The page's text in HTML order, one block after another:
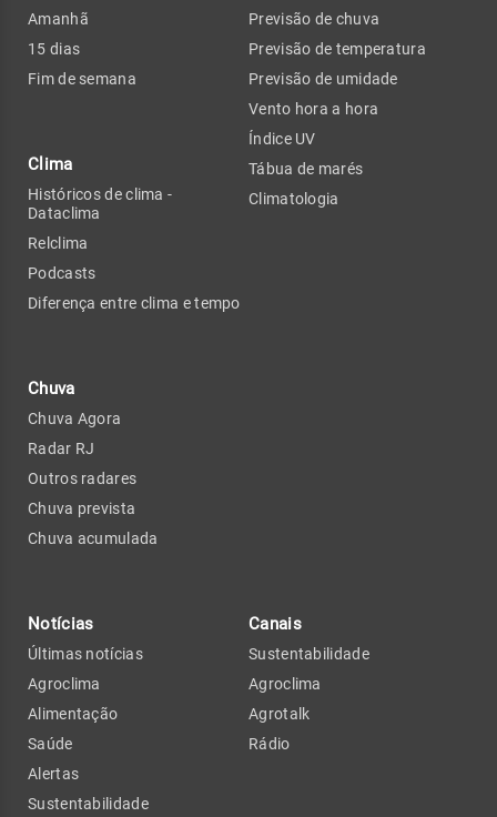
Amanhã
15 dias
Fim de semana
Clima
Históricos de clima -
Dataclima
Relclima
Podcasts
Diferença entre clima e tempo
Chuva
Chuva Agora
Radar RJ
Outros radares
Chuva prevista
Chuva acumulada
Previsão de chuva
Previsão de temperatura
Previsão de umidade
Vento hora a hora
Índice UV
Tábua de marés
Climatologia
Notícias
Últimas notícias
Agroclima
Alimentação
Saúde
Alertas
Sustentabilidade
Canais
Sustentabilidade
Agroclima
Agrotalk
Rádio